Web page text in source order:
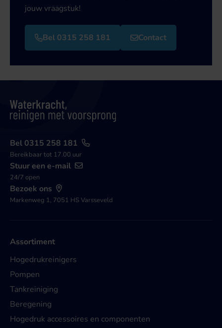
jouw vraagstuk!
Bel 0315 258 181 Contact
Bel 0315 258 181
Bereikbaar tot 17.00 uur
Stuur een e-mail
24/7 open
Bezoek ons
Markenweg 1, 7051 HS Varsseveld
Assortiment
Hogedrukreinigers
Pompen
Tankreiniging
Beregening
Hogedruk accessoires en componenten